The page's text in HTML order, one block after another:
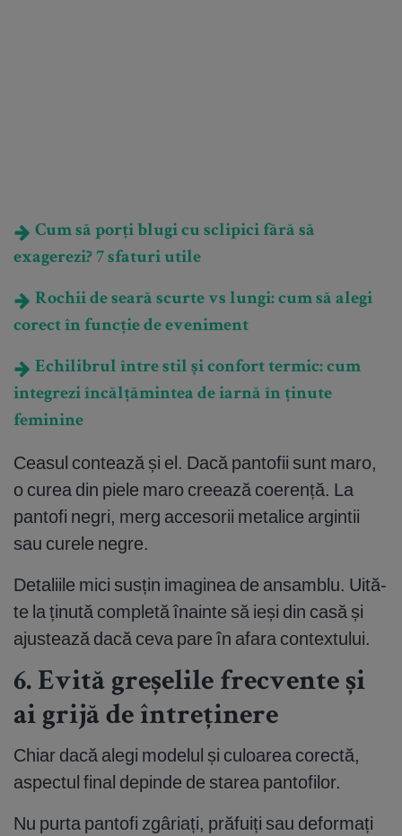
Cum să porți blugi cu sclipici fără să
exagerezi? 7 sfaturi utile
Rochii de seară scurte vs lungi: cum să alegi
corect în funcție de eveniment
Echilibrul între stil și confort termic: cum
integrezi încălțămintea de iarnă în ținute
feminine
Ceasul contează și el. Dacă pantofii sunt maro,
o curea din piele maro creează coerență. La
pantofi negri, merg accesorii metalice argintii
sau curele negre.
Detaliile mici susțin imaginea de ansamblu. Uită-
te la ținută completă înainte să ieși din casă și
ajustează dacă ceva pare în afara contextului.
6. Evită greșelile frecvente și
ai grijă de întreținere
Chiar dacă alegi modelul și culoarea corectă,
aspectul final depinde de starea pantofilor.
Nu purta pantofi zgâriați, prăfuiți sau deformați